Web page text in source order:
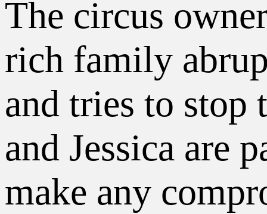
The circus
rich family
and tries to stop
and Jessica are
make any